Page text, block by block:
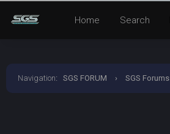
Home Search
Navigation: SGS FORUM › SGS Forums